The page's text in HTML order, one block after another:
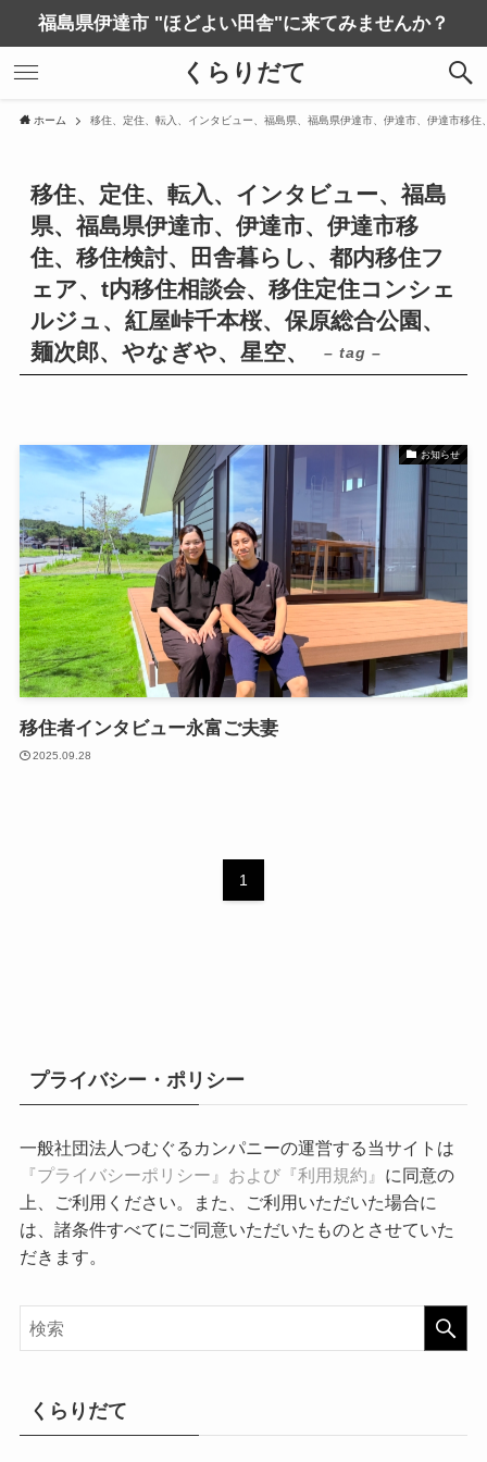
福島県伊達市 "ほどよい田舎"に来てみませんか？
くらりだて
ホーム 移住、定住、転入、インタビュー、福島県、福島県伊達市、伊達市、伊達市移
移住、定住、転入、インタビュー、福島
県、福島県伊達市、伊達市、伊達市移
住、移住検討、田舎暮らし、都内移住フ
ェア、t内移住相談会、移住定住コンシェ
ルジュ、紅屋峠千本桜、保原総合公園、
麺次郎、やなぎや、星空、
– tag –
お知らせ
移住者インタビュー永富ご夫妻
2025.09.28
1
プライバシー・ポリシー
一般社団法人つむぐるカンパニーの運営する当サイトは
『プライバシーポリシー』および『利用規約』 に同意の
上、ご利用ください。また、ご利用いただいた場合に
は、諸条件すべてにご同意いただいたものとさせていた
だきます。
くらりだて